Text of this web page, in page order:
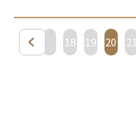
10 18 19 20 21